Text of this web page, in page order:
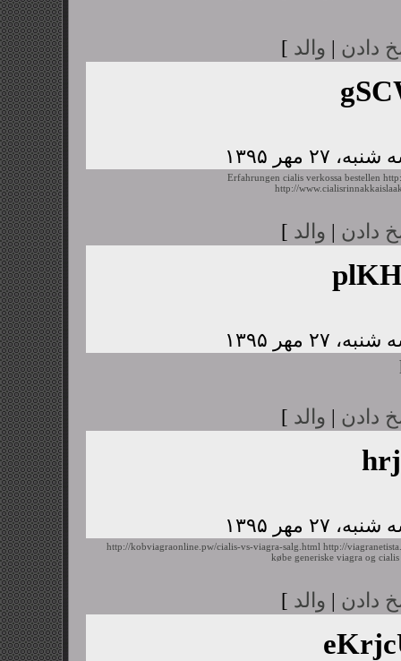
دادن | والد ]
Erfahrungen cialis verkossa bestellen
http://
دادن | والد ]
دادن | والد ]
http://kobviagraonline.pw/cialis-vs-viagra-salg.html http://
købe generiske viagra og
دادن | والد ]